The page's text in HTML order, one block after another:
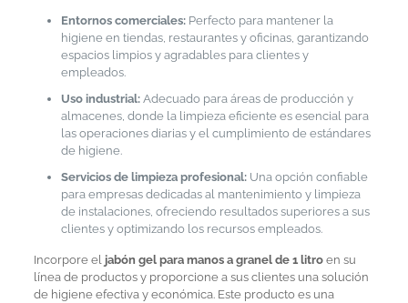
Entornos comerciales:Perfecto para mantener la
higiene en tiendas, restaurantes y oficinas, garantizando
espacios limpios y agradables para clientes y
empleados.
Uso industrial:Adecuado para áreas de producción y
almacenes, donde la limpieza eficiente es esencial para
las operaciones diarias y el cumplimiento de estándares
de higiene.
Servicios de limpieza profesional:Una opción confiable
para empresas dedicadas al mantenimiento y limpieza
de instalaciones, ofreciendo resultados superiores a sus
clientes y optimizando los recursos empleados.
Incorpore el jabón gel para manos a granel de 1 litroen su
línea de productos y proporcione a sus clientes una solución
de higiene efectiva y económica. Este producto es una